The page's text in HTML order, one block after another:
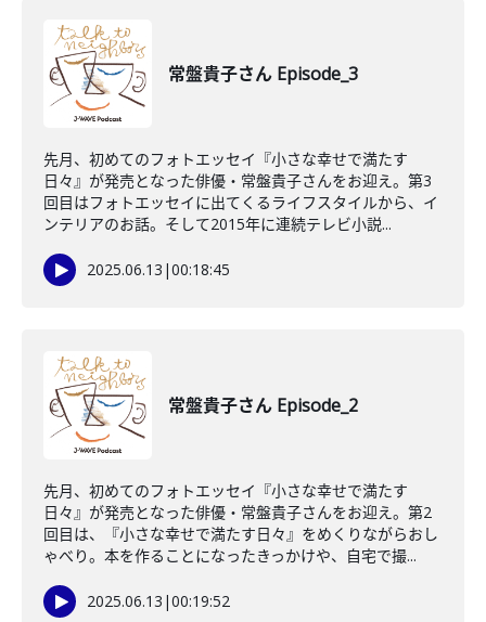
常盤貴子さん Episode_3
先月、初めてのフォトエッセイ『小さな幸せで満たす
日々』が発売となった俳優・常盤貴子さんをお迎え。第3
回目はフォトエッセイに出てくるライフスタイルから、イ
ンテリアのお話。そして2015年に連続テレビ小説...
2025.06.13 |00:18:45
常盤貴子さん Episode_2
先月、初めてのフォトエッセイ『小さな幸せで満たす
日々』が発売となった俳優・常盤貴子さんをお迎え。第2
回目は、『小さな幸せで満たす日々』をめくりながらおし
ゃべり。本を作ることになったきっかけや、自宅で撮...
2025.06.13 |00:19:52